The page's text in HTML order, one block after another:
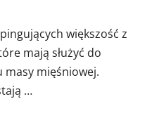
większość z
mają służyć do
masy mięśniowej.
…